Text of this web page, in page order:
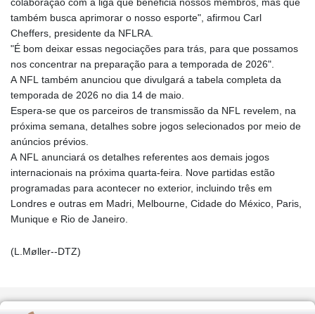
também busca aprimorar o nosso esporte", afirmou Carl
Cheffers, presidente da NFLRA.
"É bom deixar essas negociações para trás, para que possamos
nos concentrar na preparação para a temporada de 2026".
A NFL também anunciou que divulgará a tabela completa da
temporada de 2026 no dia 14 de maio.
Espera-se que os parceiros de transmissão da NFL revelem, na
próxima semana, detalhes sobre jogos selecionados por meio de
anúncios prévios.
A NFL anunciará os detalhes referentes aos demais jogos
internacionais na próxima quarta-feira. Nove partidas estão
programadas para acontecer no exterior, incluindo três em
Londres e outras em Madri, Melbourne, Cidade do México, Paris,
Munique e Rio de Janeiro.
(L.Møller--DTZ)